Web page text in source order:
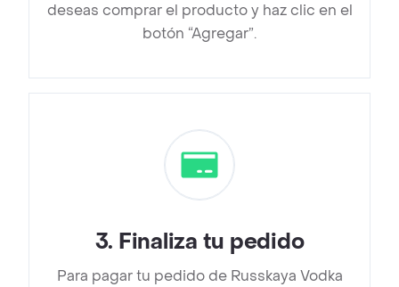
deseas comprar el producto y haz clic en el
botón “Agregar”.
3. Finaliza tu pedido
Para pagar tu pedido de Russkaya Vodka